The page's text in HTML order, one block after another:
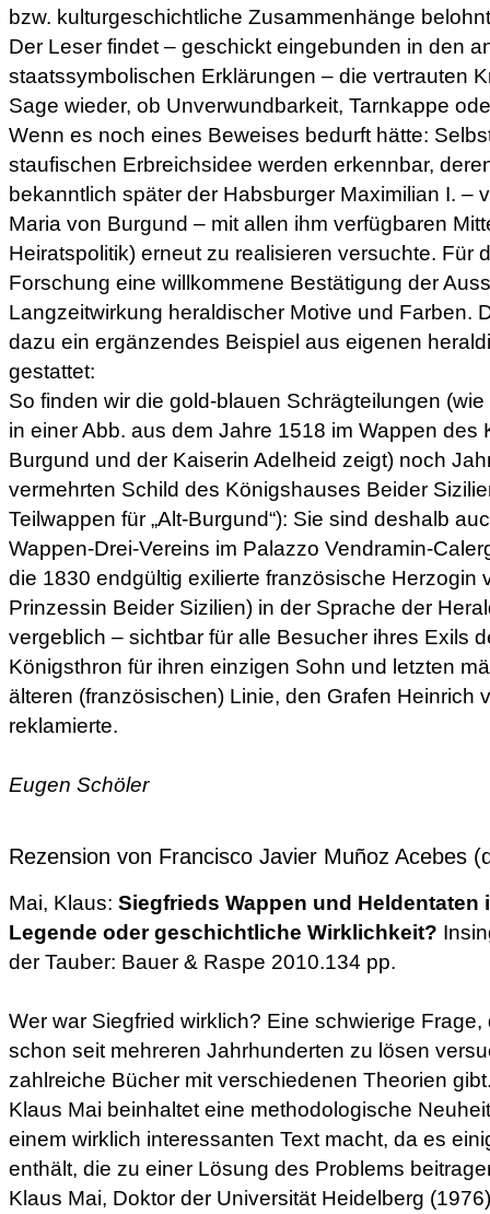
bzw. kulturgeschichtliche Zusammenhänge
Der Leser findet – geschickt eingebunden in den
staatssymbolischen Erklärungen – die vertrauten
Sage wieder, ob Unverwundbarkeit, Tarnkappe
Wenn es noch eines Beweises bedurft hätte:
staufischen Erbreichsidee werden erkennbar,
bekanntlich später der Habsburger Maximilian I. –
Maria von Burgund – mit allen ihm verfügbaren
Heiratspolitik) erneut zu realisieren versuchte. Für
Forschung eine willkommene Bestätigung der
Langzeitwirkung heraldischer Motive und Farben.
dazu ein ergänzendes Beispiel aus eigenen
gestattet:
So finden wir die gold-blauen Schrägteilungen
in einer Abb. aus dem Jahre 1518 im Wappen des
Burgund und der Kaiserin Adelheid zeigt) noch
vermehrten Schild des Königshauses Beider
Teilwappen für „Alt-Burgund“): Sie sind deshalb
Wappen-Drei-Vereins im Palazzo Vendramin-
die 1830 endgültig exilierte französische Herzogin
Prinzessin Beider Sizilien) in der Sprache der
vergeblich – sichtbar für alle Besucher ihres Exils
Königsthron für ihren einzigen Sohn und letzten
älteren (französischen) Linie, den Grafen Heinrich
reklamierte.
Eugen Schöler
Rezension von Francisco Javier Muñoz Acebes
Mai, Klaus: Siegfrieds Wappen und Heldentaten
Legende oder geschichtliche Wirklichkeit?
der Tauber: Bauer & Raspe 2010.134 pp.
Wer war Siegfried wirklich? Eine schwierige
schon seit mehreren Jahrhunderten zu lösen
zahlreiche Bücher mit verschiedenen Theorien
Klaus Mai beinhaltet eine methodologische
einem wirklich interessanten Text macht, da es
enthält, die zu einer Lösung des Problems
Klaus Mai, Doktor der Universität Heidelberg